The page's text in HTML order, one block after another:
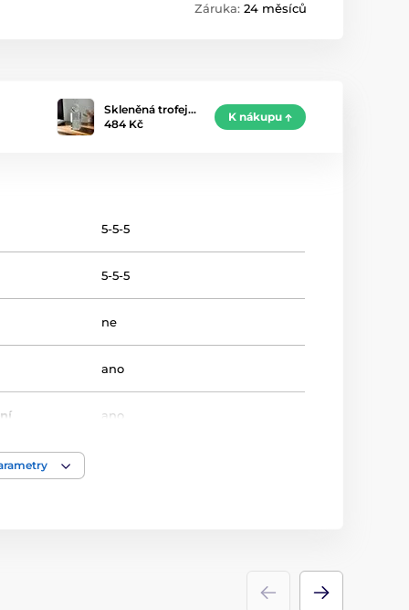
Záruka: 24 měsíců
Skleněná trofej…
484 Kč
K nákupu
5-5-5
5-5-5
ne
ano
ano